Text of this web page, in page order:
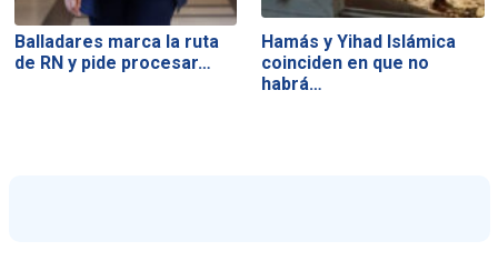
Balladares marca la ruta
de RN y pide procesar…
Hamás y Yihad Islámica
coinciden en que no
habrá…